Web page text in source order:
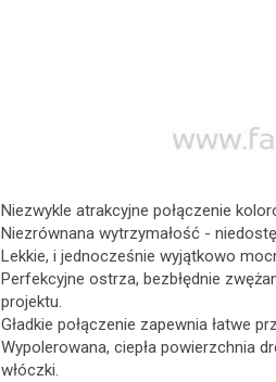
Niezwykle atrakcyjne połączenie
Niezrównana wytrzymałość -
Lekkie, i jednocześnie wyjątkowo
Perfekcyjne ostrza, bezbłędnie
projektu.
Gładkie połączenie zapewnia łatwe
Wypolerowana, ciepła powierzchnia
włóczki.